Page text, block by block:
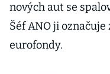
nových aut se
Šéf ANO ji
eurofondy.